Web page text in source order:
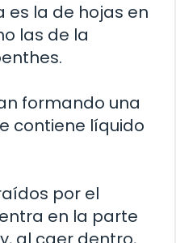
la de hojas en
las de la
formando una
contiene líquido
por el
en la parte